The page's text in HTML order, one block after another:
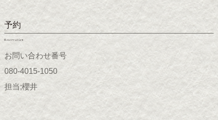
予約
Reservation
お問い合わせ番号
080-4015-1050
担当;櫻井